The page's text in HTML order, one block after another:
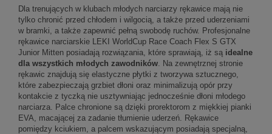
Dla trenujących w klubach młodych narciarzy rękawice mają nie
tylko chronić przed chłodem i wilgocią, a także przed uderzeniami
w bramki, a także zapewnić pełną swobodę ruchów. Profesjonalne
rękawice narciarskie LEKI WorldCup Race Coach Flex S GTX
Junior Mitten posiadają rozwiązania, które sprawiają, iż są idealne
dla wszystkich młodych zawodników . Na zewnętrznej stronie
rękawic znajdują się elastyczne płytki z tworzywa sztucznego,
które zabezpieczają grzbiet dłoni oraz minimalizują opór przy
kontakcie z tyczką nie usztywniając jednocześnie dłoni młodego
narciarza. Palce chronione są dzięki prorektorom z miękkiej pianki
EVA, macającej za zadanie tłumienie uderzeń. Rękawice
pomiędzy kciukiem, a palcem wskazującym posiadają specjalną,